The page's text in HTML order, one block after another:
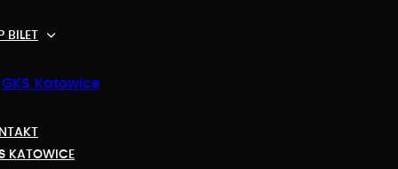
BILET
GKS Katowice
KATOWICE